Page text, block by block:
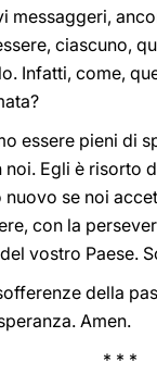
messaggeri,
ciascuno,
Infatti, come,
essere pieni di
Egli è
se noi
con la
vostro Paese.
della
Amen.
* * *